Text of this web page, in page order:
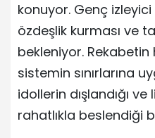
konuyor. Genç
özdeşlik kurması ve
bekleniyor.
sistemin sınırlarına
idollerin dışlandığı
rahatlıkla beslendiği